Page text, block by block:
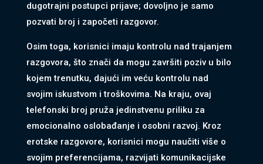
dugotrajni postupci prijave; dovoljno je samo
pozvati broj i započeti razgovor.
Osim toga, korisnici imaju kontrolu nad trajanjem
razgovora, što znači da mogu završiti poziv u bilo
kojem trenutku, dajući im veću kontrolu nad
svojim iskustvom i troškovima. Na kraju, ovaj
telefonski broj pruža jedinstvenu priliku za
emocionalno oslobađanje i osobni razvoj. Kroz
erotske razgovore, korisnici mogu naučiti više o
svojim preferencijama, razvijati komunikacijske